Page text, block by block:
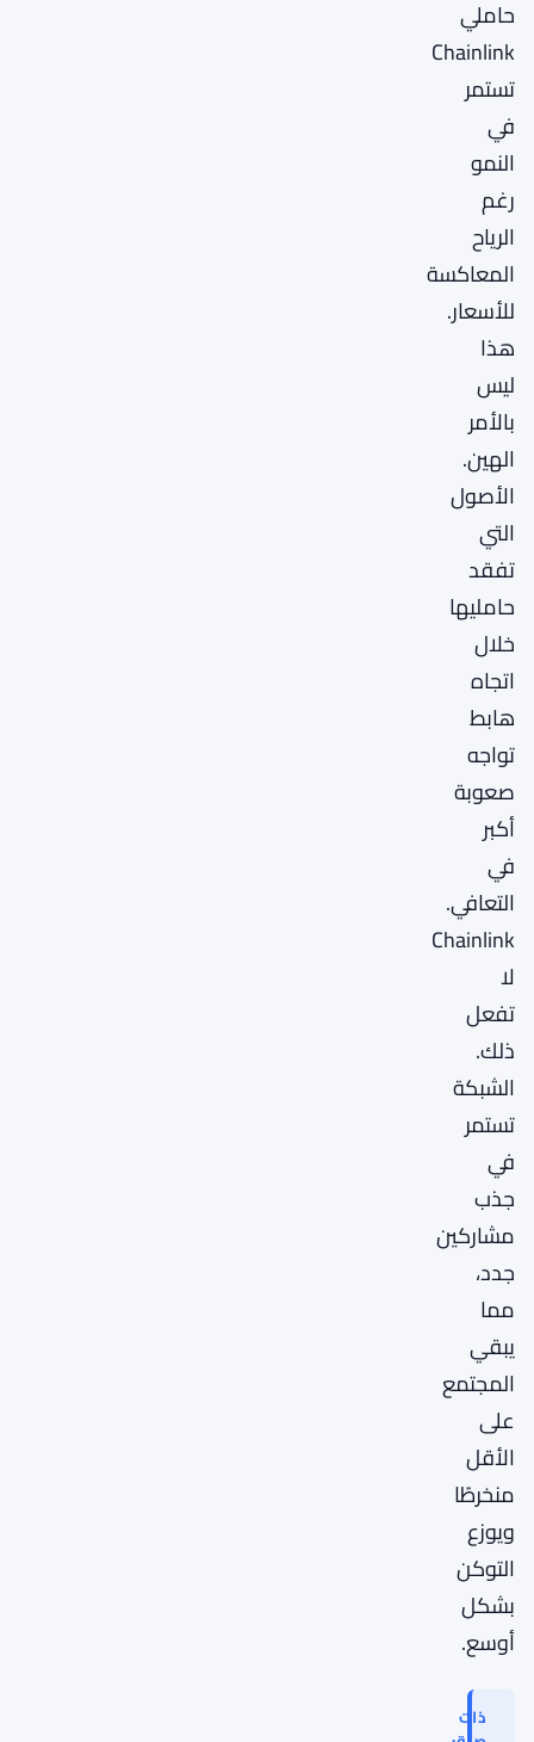
حاملي
Chainlink
تستمر
في
النمو
رغم
الرياح
المعاكسة
للأسعار.
هذا
ليس
بالأمر
الهين.
الأصول
التي
تفقد
حامليها
خلال
اتجاه
هابط
تواجه
صعوبة
أكبر
في
التعافي.
Chainlink
لا
تفعل
ذلك.
الشبكة
تستمر
في
جذب
مشاركين
جدد،
مما
يبقي
المجتمع
على
الأقل
منخرطًا
ويوزع
التوكن
بشكل
أوسع.
ذات